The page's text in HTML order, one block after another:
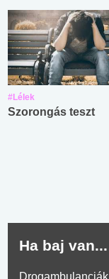
#Lélek
Szorongás teszt
Ha baj van...